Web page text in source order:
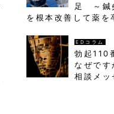
足 ～鍼
を根本改善して薬を
EDコラム
勃起110
なぜで
相談メッ